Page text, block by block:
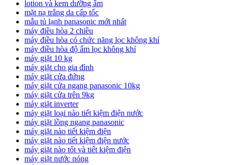
lotion và kem dưỡng ẩm
mặt nạ trắng da cấp tốc
mẫu tủ lạnh panasonic mới nhất
máy điều hòa 2 chiều
máy điều hòa có chức năng lọc không khí
máy điều hòa độ ẩm lọc không khí
máy giặt 10 kg
máy giặt cho gia đình
máy giặt cửa đứng
máy giặt cửa ngang panasonic 10kg
máy giặt cửa trên 9kg
máy giặt inverter
máy giặt loại nào tiết kiệm điện nước
máy giặt lồng ngang panasonic
máy giặt nào tiết kiệm điện
máy giặt nào tiết kiệm điện nước
máy giặt nào tốt và tiết kiệm điện
máy giặt nước nóng